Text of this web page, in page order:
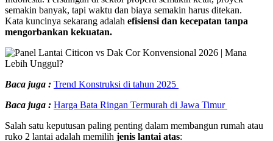
semakin banyak, tapi waktu dan biaya semakin harus ditekan.
Kata kuncinya sekarang adalah efisiensi dan kecepatan tanpa
mengorbankan kekuatan.
Baca juga : Trend Konstruksi di tahun 2025
Baca juga : Harga Bata Ringan Termurah di Jawa Timur
Salah satu keputusan paling penting dalam membangun rumah atau
ruko 2 lantai adalah memilih jenis lantai atas: